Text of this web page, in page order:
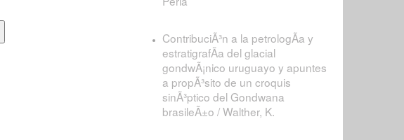
ContribuciÃ³n a la petrologÃ­a y
estratigrafÃ­a del glacial
gondwÃ¡nico uruguayo y apuntes
a propÃ³sito de un croquis
sinÃ³ptico del Gondwana
brasileÃ±o / Walther, K.